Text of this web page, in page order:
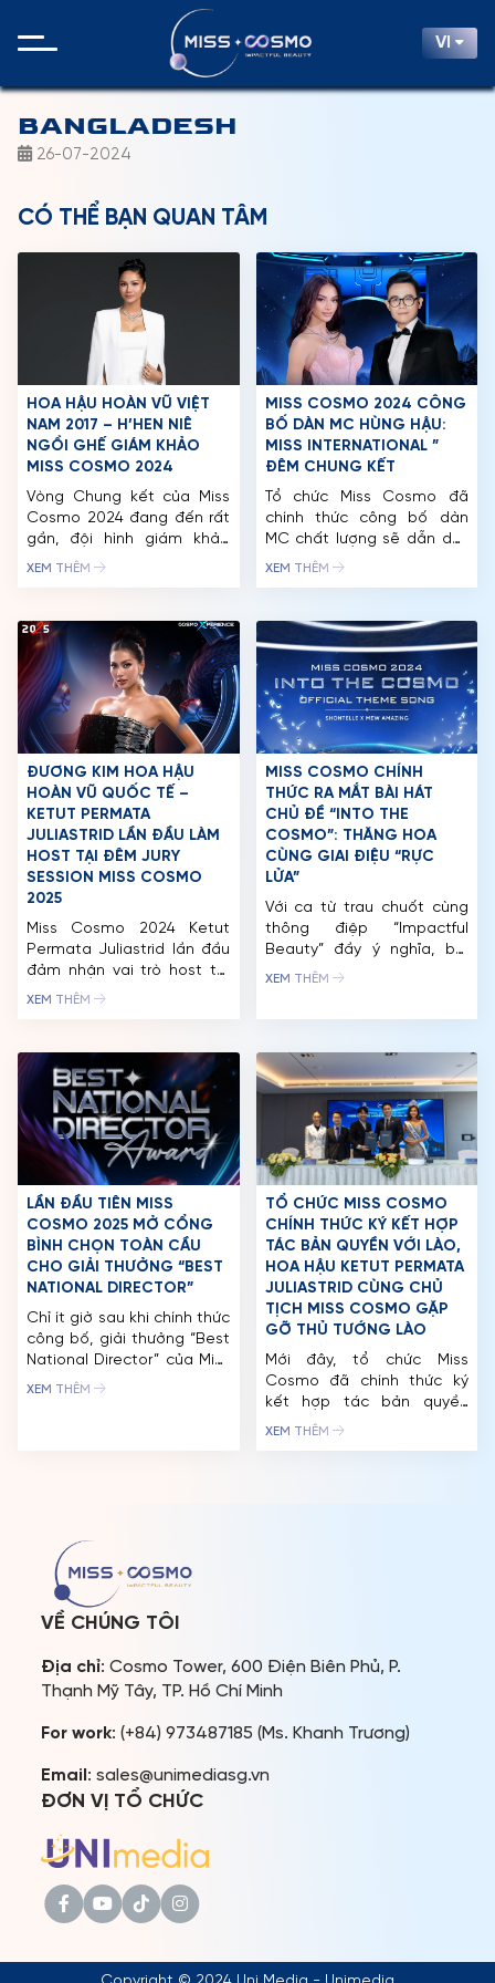
VI
MCO
CUỘC THI
TIN TỨC & THƯ VIỆN
ĐỐI TÁC
BANGLADESH
26-07-2024
CÓ THỂ BẠN QUAN TÂM
HOA HẬU HOÀN VŨ VIỆT
NAM 2017 – H’HEN NIÊ
NGỒI GHẾ GIÁM KHẢO
MISS COSMO 2024
Vòng Chung kết của Miss
Cosmo 2024 đang đến rất
gần, đội hình giám khảo
của cuộc thi cũng dần
Cosmo đã công bố giám
khảo tiếp theo được gọi
tên là Hoa hậu Hoàn vũ
Việt Nam 2017, Top 5 Miss
Universe 2018 H’Hen Niê.
Cựu chủ […]
XEM THÊM
MISS COSMO 2024 CÔNG
BỐ DÀN MC HÙNG HẬU:
MISS INTERNATIONAL ”
ĐÊM CHUNG KẾT
Tổ chức Miss Cosmo đã
chính thức công bố dàn
MC chất lượng sẽ dẫn dắt
Đêm Chung kết của cuộc
Đức Bảo, MC Vĩnh Phú, MC
Kim Đô và người đẹp Phan
Lê Hoàng An. Á hậu
Phương Anh cùng nhà sáng
tạo nội dung […]
XEM THÊM
ĐƯƠNG KIM HOA HẬU
HOÀN VŨ QUỐC TẾ –
KETUT PERMATA
JULIASTRID LẦN ĐẦU LÀM
HOST TẠI ĐÊM JURY
SESSION MISS COSMO
2025
Miss Cosmo 2024 Ketut
Permata Juliastrid lần đầu
đảm nhận vai trò host tại
đêm Jury Session (Bán
Đồng diễn, Tự giới thiệu,
Trình diễn bikini, Trình diễn
dạ hội… Tiếp nối hành trình
truyền cảm hứng sau một
năm đăng quang, Đương
kim Miss […]
XEM THÊM
MISS COSMO CHÍNH
THỨC RA MẮT BÀI HÁT
CHỦ ĐỀ “INTO THE
COSMO”: THĂNG HOA
CÙNG GIAI ĐIỆU “RỰC
LỬA”
Với ca từ trau chuốt cùng
thông điệp “Impactful
Beauty” đầy ý nghĩa, bài
hát chủ đề của Miss
như khẳng định niềm tin
vào những thí sinh tài năng
và luôn nỗ lực cống hiến
hết mình cho […]
XEM THÊM
LẦN ĐẦU TIÊN MISS
COSMO 2025 MỞ CỔNG
BÌNH CHỌN TOÀN CẦU
CHO GIẢI THƯỞNG “BEST
NATIONAL DIRECTOR”
Chỉ ít giờ sau khi chính thức
công bố, giải thưởng “Best
National Director” của Miss
Cosmo 2025 đã nhanh
XEM THÊM
TỔ CHỨC MISS COSMO
CHÍNH THỨC KÝ KẾT HỢP
TÁC BẢN QUYỀN VỚI LÀO,
HOA HẬU KETUT PERMATA
JULIASTRID CÙNG CHỦ
TỊCH MISS COSMO GẶP
GỠ THỦ TƯỚNG LÀO
Mới đây, tổ chức Miss
Cosmo đã chính thức ký
kết hợp tác bản quyền
Miss Cosmo Laos 2025,
XEM THÊM
VỀ CHÚNG TÔI
Địa chỉ: Cosmo Tower, 600 Điện Biên Phủ, P.
Thạnh Mỹ Tây, TP. Hồ Chí Minh
For work: (+84) 973487185 (Ms. Khanh Trương)
Email : sales@unimediasg.vn
ĐƠN VỊ TỔ CHỨC